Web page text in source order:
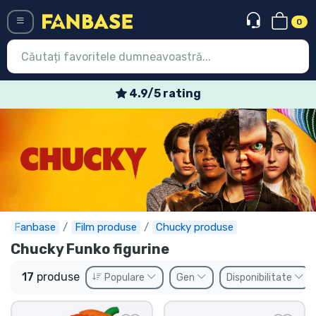
0
Oferte speciale săptămânale
Fanbase Film produse Chucky produse
Chucky Funko figurine
17 produse Populare Gen Disponibilitate
Înregistrare
Ultimele
Expres
Precomenzi
Outlet produse